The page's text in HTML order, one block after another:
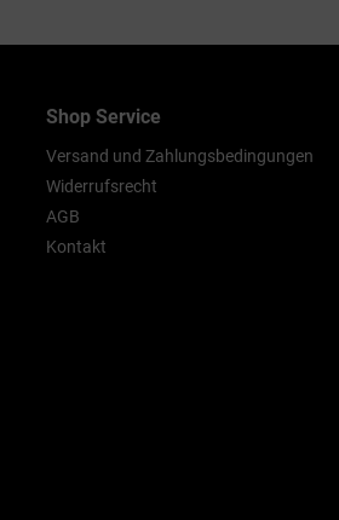
Shop Service
Versand und Zahlungsbedingungen
Widerrufsrecht
AGB
Kontakt